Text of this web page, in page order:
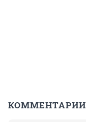
КОММЕНТАРИИ